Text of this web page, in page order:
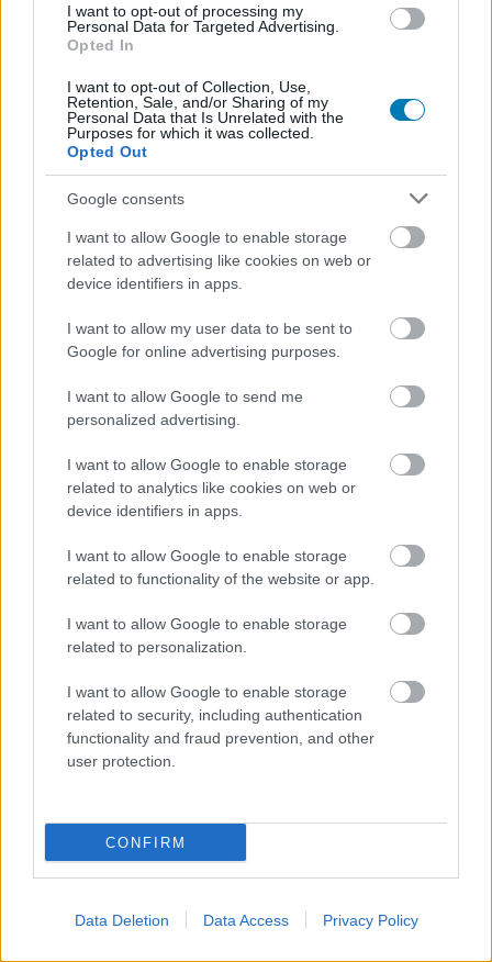
I want to opt-out of processing my
Personal Data for Targeted Advertising.
Opted In
I want to opt-out of Collection, Use,
Retention, Sale, and/or Sharing of my
Personal Data that Is Unrelated with the
Purposes for which it was collected.
Opted Out
Google consents
I want to allow Google to enable storage
related to advertising like cookies on web or
device identifiers in apps.
I want to allow my user data to be sent to
Google for online advertising purposes.
I want to allow Google to send me
personalized advertising.
I want to allow Google to enable storage
related to analytics like cookies on web or
device identifiers in apps.
I want to allow Google to enable storage
related to functionality of the website or app.
I want to allow Google to enable storage
related to personalization.
I want to allow Google to enable storage
related to security, including authentication
functionality and fraud prevention, and other
user protection.
CONFIRM
Data Deletion Data Access Privacy Policy
Hozzászólások
A következő Batman nem más,
Shadowja
Hunter_GS|2024 szeptember 26. 15:32
A "bárki hordhatja a maszkot" nem egy
Pókemberhez kapcsolódó jelige volt?
Unmute Loaded :
A SEGA és a Sonic-csapat a héten megtartották a
szokásos Sonic Central műsort, ahol a kék sündisznót és
haverjait ünnepelték. A kisebb Sonic projektek és
kegytárgyak reklámozása mellett egy nagyon érdekes új
sündisznó fogja átvenni Gotham köpenyes
igazságosztójának szerepét egy miniszériában.
Igazság Ligájának többi tagját alakíthassák.